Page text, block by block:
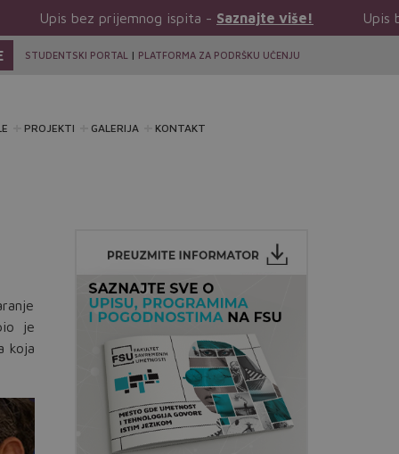
ispita -Saznajte više! Upis bez prijemnog
STUDENTSKI PORTAL | PLATFORMA ZA PODRŠKU UČENJU
PROJEKTI GALERIJA KONTAKT
je
koja